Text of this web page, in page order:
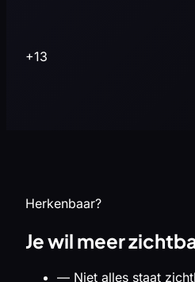
+13
Herkenbaar?
Je wil meer
— Niet alles staat